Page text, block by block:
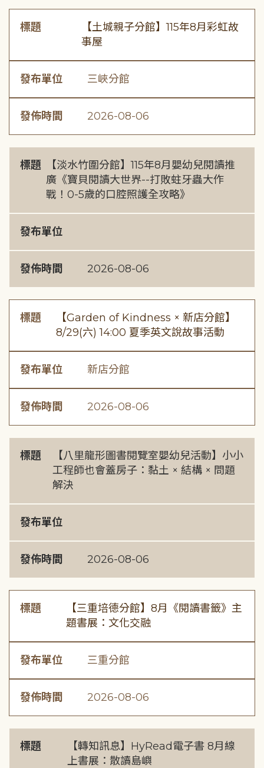
標題
【土城親子分館】115年8月彩虹故
事屋
發布單位 三峽分館
發佈時間 2026-08-06
標題
【淡水竹圍分館】115年8月嬰幼兒閱讀推
廣《寶貝閱讀大世界--打敗蛀牙蟲大作
戰！0-5歲的口腔照護全攻略》
發布單位
發佈時間 2026-08-06
標題
【Garden of Kindness × 新店分館】
8/29(六) 14:00 夏季英文說故事活動
發布單位 新店分館
發佈時間 2026-08-06
標題
【八里龍形圖書閱覽室嬰幼兒活動】小小
工程師也會蓋房子：黏土 × 結構 × 問題
解決
發布單位
發佈時間 2026-08-06
標題
【三重培德分館】8月《閱讀書籤》主
題書展：文化交融
發布單位 三重分館
發佈時間 2026-08-06
標題
【轉知訊息】HyRead電子書 8月線
上書展：散讀島嶼